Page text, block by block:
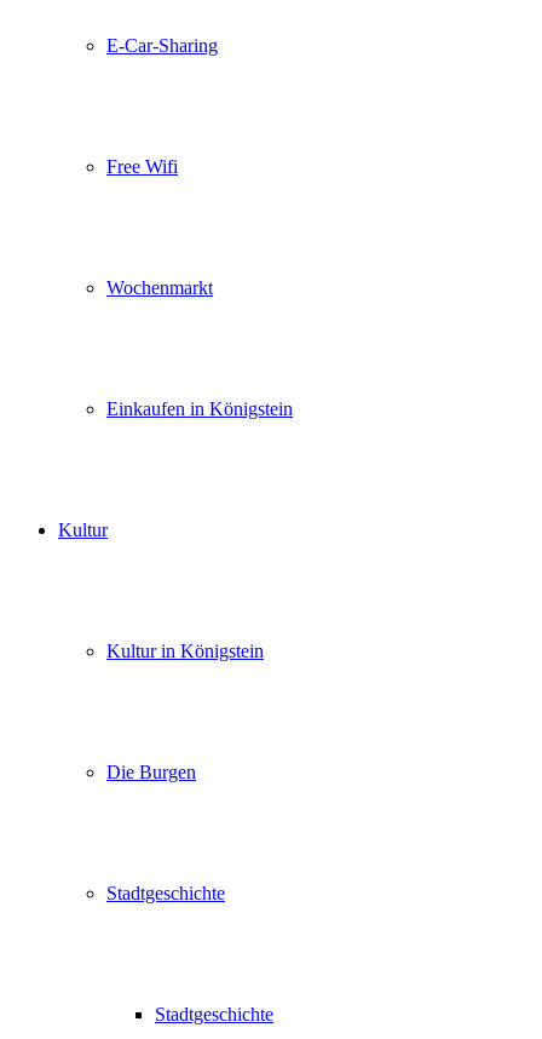
E-Car-Sharing
Free Wifi
Wochenmarkt
Einkaufen in Königstein
Kultur
Kultur in Königstein
Die Burgen
Stadtgeschichte
Stadtgeschichte